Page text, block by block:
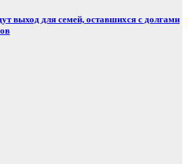
выход для семей, оставшихся с долгами